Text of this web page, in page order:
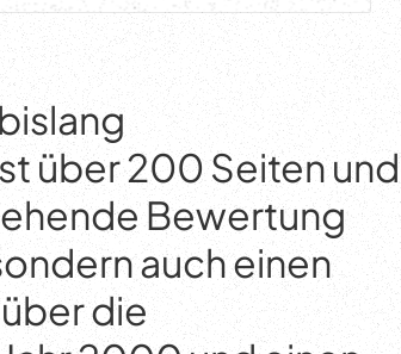
über 200 Seiten und
Bewertung
auch einen
die